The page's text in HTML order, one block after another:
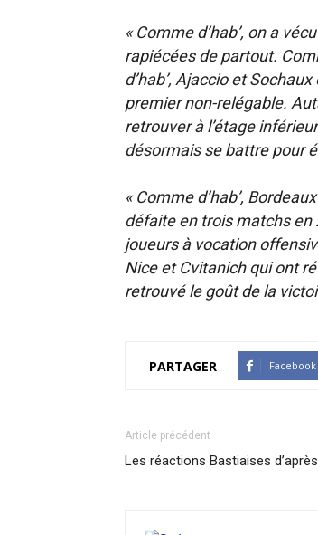
« Comme d’hab’, on a
rapiécées de partout.
d’hab’, Ajaccio et
premier non-relégable.
retrouver à l’étage
désormais se battre pour
« Comme d’hab’,
défaite en trois matchs en
joueurs à vocation
Nice et Cvitanich qui ont
retrouvé le goût de la
PARTAGER Facebook
Article précédent
Les réactions Bastiaises